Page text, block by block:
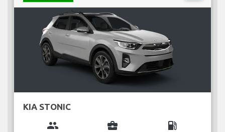
KIA STONIC
group business_center local_gas_station